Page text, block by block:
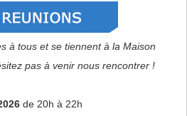
à tous et se tiennent à la Maison
pas à venir nous rencontrer !
de 20h à 22h